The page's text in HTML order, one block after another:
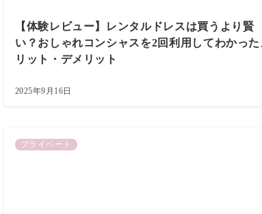
【体験レビュー】レンタルドレスは買うより賢
い？おしゃれコンシャスを2回利用してわかった
リット・デメリット
2025年9月16日
プライベート